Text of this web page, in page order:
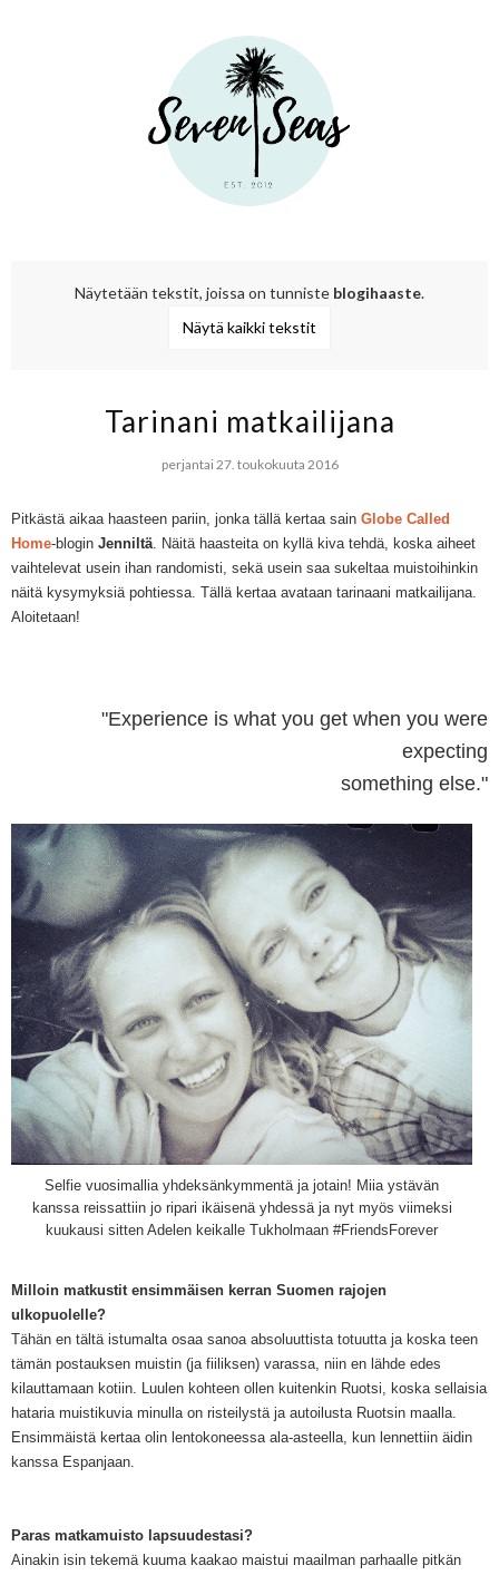
Näytetään tekstit, joissa on tunniste blogihaaste.
Näytä kaikki tekstit
Tarinani matkailijana
perjantai 27. toukokuuta 2016
Pitkästä aikaa haasteen pariin, jonka tällä kertaa sain Globe Called
Home-blogin Jenniltä. Näitä haasteita on kyllä kiva tehdä, koska aiheet
vaihtelevat usein ihan randomisti, sekä usein saa sukeltaa muistoihinkin
näitä kysymyksiä pohtiessa. Tällä kertaa avataan tarinaani matkailijana.
Aloitetaan!
"Experience is what you get when you were
expecting
something else."
Selfie vuosimallia yhdeksänkymmentä ja jotain! Miia ystävän
kanssa reissattiin jo ripari ikäisenä yhdessä ja nyt myös viimeksi
kuukausi sitten Adelen keikalle Tukholmaan #FriendsForever
Milloin matkustit ensimmäisen kerran Suomen rajojen
ulkopuolelle?
Tähän en tältä istumalta osaa sanoa absoluuttista totuutta ja koska teen
tämän postauksen muistin (ja fiiliksen) varassa, niin en lähde edes
kilauttamaan kotiin. Luulen kohteen ollen kuitenkin Ruotsi, koska sell aisia
hataria muistikuvia minulla on risteilystä ja autoilusta Ruotsin maalla.
Ensimmäistä kertaa olin lentokoneessa ala-asteella, kun lennettiin äidin
kanssa Espanjaan.
Paras matkamuisto lapsuudestasi?
Ainakin isin tekemä kuuma kaakao maistui maailman parhaalle pitkän